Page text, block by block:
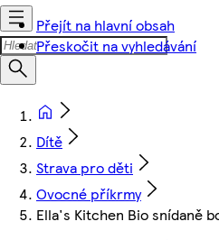
Přejít na hlavní obsah
Přeskočit na vyhledávání
Dítě
Strava pro děti
Ovocné příkrmy
Ella's Kitchen Bio snídaně